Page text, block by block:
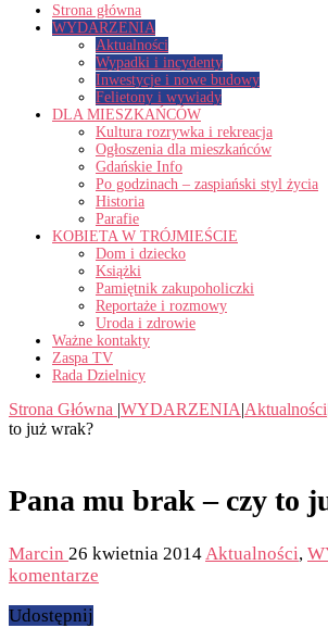
Strona główna
WYDARZENIA
Aktualności
Wypadki i incydenty
Inwestycje i nowe budowy
Felietony i wywiady
DLA MIESZKAŃCÓW
Kultura rozrywka i rekreacja
Ogłoszenia dla mieszkańców
Gdańskie Info
Po godzinach – zaspiański styl życia
Historia
Parafie
KOBIETA W TRÓJMIEŚCIE
Dom i dziecko
Książki
Pamiętnik zakupoholiczki
Reportaże i rozmowy
Uroda i zdrowie
Ważne kontakty
Zaspa TV
Rada Dzielnicy
Strona Główna |WYDARZENIA|Aktualności
to już wrak?
Pana mu brak – czy to
Marcin 26 kwietnia 2014Aktualności,
komentarze
Udostępnij